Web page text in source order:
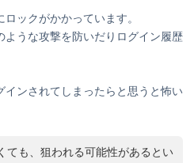
ックがかかっています。
ような攻撃を防いだりログイン履歴
インされてしまったらと思うと怖い
ても、狙われる可能性があるとい